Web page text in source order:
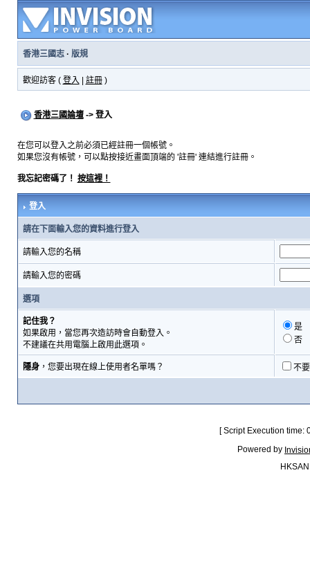
香港三國志· 版規
歡迎訪客 ( 登入 註冊)
香港三國論壇-> 登入
在您可以登入之前必須已經註冊一個帳號。
如果您沒有帳號，可以點按接近畫面頂端的 '註冊' 連結進行註冊。
我忘記密碼了！ 按這裡！
登入
請在下面輸入您的資料進行登入
請輸入您的名稱
請輸入您的密碼
選項
記住我？
如果啟用，當您再次造訪時會自動登入。
不建議在共用電腦上啟用此選項。
是
否
隱身，您要出現在線上使用者名單嗎？ 不
[ Script Execution
Powered by